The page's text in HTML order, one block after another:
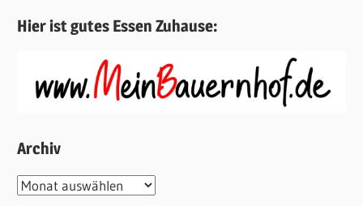
Hier ist gutes Essen Zuhause:
Archiv
Archiv